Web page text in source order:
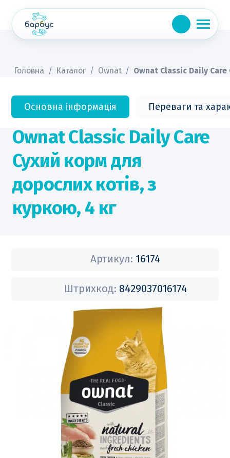
content
Головна / Каталог / Ownat / Ownat Classic Daily
Основна інформація Переваги та
Ownat Classic Daily Care
Сухий корм для
дорослих котів, з
куркою, 4 кг
Артикул: 16174
Штрихкод: 8429037016174